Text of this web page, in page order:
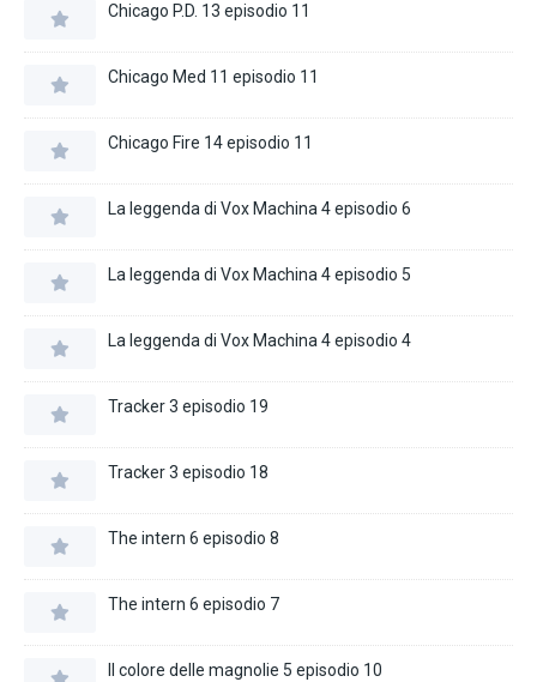
Chicago P.D. 13 episodio 11
Chicago Med 11 episodio 11
Chicago Fire 14 episodio 11
La leggenda di Vox Machina 4 episodio 6
La leggenda di Vox Machina 4 episodio 5
La leggenda di Vox Machina 4 episodio 4
Tracker 3 episodio 19
Tracker 3 episodio 18
The intern 6 episodio 8
The intern 6 episodio 7
Il colore delle magnolie 5 episodio 10